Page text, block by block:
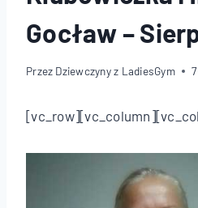
Gocław –
Przez Dziewczyny z LadiesGym